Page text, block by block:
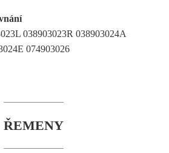
038903023R 038903024A
074903026
ŘEMENY